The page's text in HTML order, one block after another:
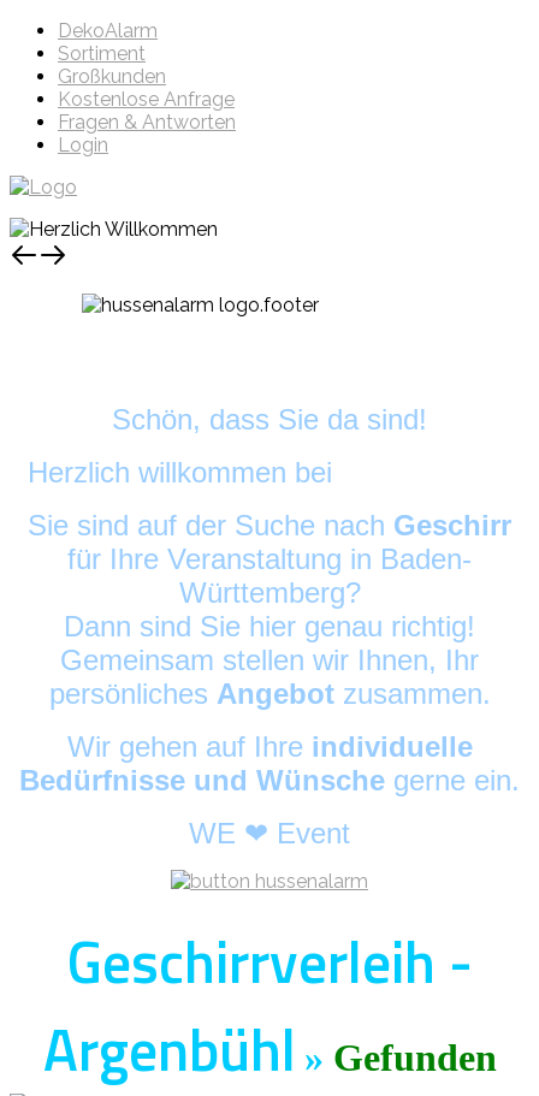
DekoAlarm
Sortiment
Großkunden
Kostenlose Anfrage
Fragen & Antworten
Login
Schön, dass Sie da sind!
Herzlich willkommen bei
Sie sind auf der Suche nach Geschirr
für Ihre Veranstaltung in Baden-
Württemberg?
Dann sind Sie hier genau richtig!
Gemeinsam stellen wir Ihnen, Ihr
persönliches Angebot zusammen.
Wir gehen auf Ihre individuelle
Bedürfnisse und Wünsche gerne ein.
WE ❤ Event
Geschirrverleih -
Argenbühl » Gefunden